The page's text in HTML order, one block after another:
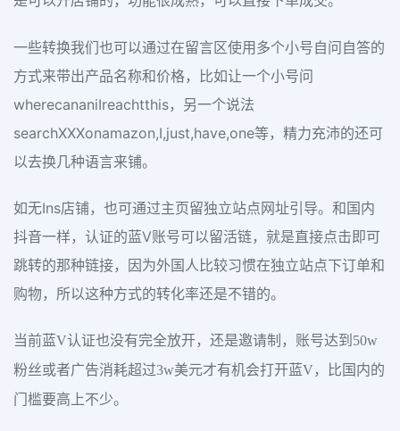
一些转换我们也可以通过在留言区使用多个小号自问自答的
方式来带出产品名称和价格，比如让一个小号问
wherecananiIreachtthis，另一个说法
searchXXXonamazon,I,just,have,one等，精力充沛的还可
以去换几种语言来铺。
如无Ins店铺，也可通过主页留独立站点网址引导。和国内
抖音一样，认证的蓝V账号可以留活链，就是直接点击即可
跳转的那种链接，因为外国人比较习惯在独立站点下订单和
购物，所以这种方式的转化率还是不错的。
当前蓝V认证也没有完全放开，还是邀请制，账号达到50w
粉丝或者广告消耗超过3w美元才有机会打开蓝V，比国内的
门槛要高上不少。